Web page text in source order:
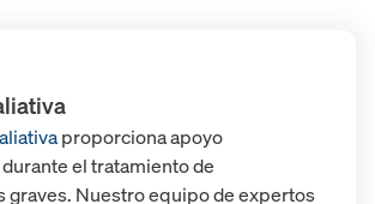
proporciona apoyo
el tratamiento de
graves. Nuestro equipo de expertos